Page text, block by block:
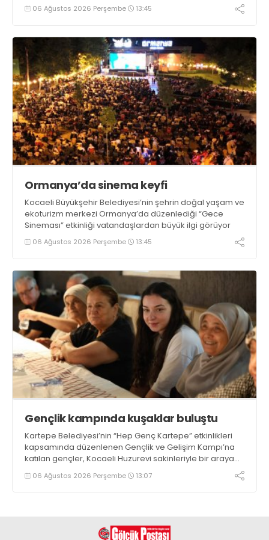
06 Ağustos 2026 Perşembe 13:45
Ormanya’da sinema keyfi
Kocaeli Büyükşehir Belediyesi’nin şehrin doğal yaşam ve
ekoturizm merkezi Ormanya’da düzenlediği “Gece
Sineması” etkinliği vatandaşlardan büyük ilgi görüyor
06 Ağustos 2026 Perşembe 13:45
Gençlik kampında kuşaklar buluştu
Kartepe Belediyesi’nin “Hep Genç Kartepe” etkinlikleri
kapsamında düzenlenen Gençlik ve Gelişim Kampı’na
katılan gençler, Kocaeli Huzurevi sakinleriyle bir araya
geldi06 Ağustos 2026 Perşembe 13:07